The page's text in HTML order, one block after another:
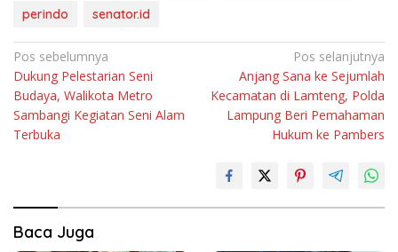
perindo
senator.id
Navigasi
pos
Pos sebelumnya
Dukung Pelestarian Seni
Budaya, Walikota Metro
Sambangi Kegiatan Seni Alam
Terbuka
Pos selanjutnya
Anjang Sana ke Sejumlah
Kecamatan di Lamteng, Polda
Lampung Beri Pemahaman
Hukum ke Pambers
Baca Juga